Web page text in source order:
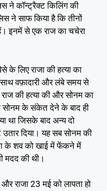
ने कॉन्ट्रैक्ट किलिंग की
ने साफ किया है कि तीनों
इनमें से एक राज का चचेरा
के लिए राजा की हत्या का
साथ वफ़ादारी और लंबे समय से
राज की हत्या की और सोनम का
सोनम के संकेत देने के बाद ही
था जिसके बाद अन्य दो
दिया। यह सब सोनम की
के शव को खाई में फेंकने में
मदद की थी।
राजा 23 मई को लापता हो